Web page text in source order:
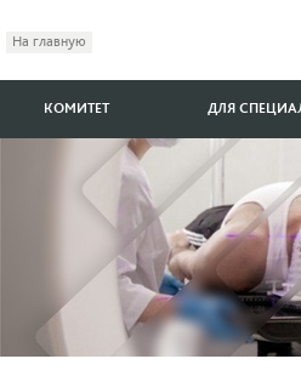
На главную
КОМИТЕТ ДЛЯ